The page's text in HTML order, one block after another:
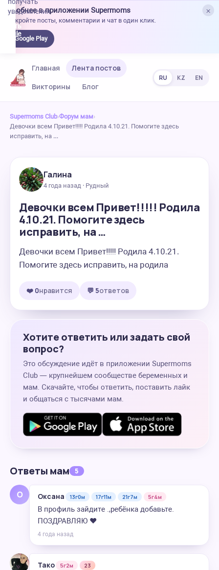
×
Удобнее в приложении Supermoms
Откройте посты, комментарии и чат в один клик.
Google Play
уведомления.
Главная
Лента постов
Викторины
Блог
RU KZ EN
Supermoms Club›Форум мам›
Девочки всем Привет!!!!! Родила 4.10.21. Помогите здесь
исправить, на …
Галина
4 года назад · Рудный
Девочки всем Привет!!!!! Родила
4.10.21. Помогите здесь
исправить, на …
Девочки всем Привет!!!!! Родила 4.10.21.
Помогите здесь исправить, на родила
❤️ 0нравится 💬 5ответов
Хотите ответить или задать свой
вопрос?
Это обсуждение идёт в приложении Supermoms
Club — крупнейшем сообществе беременных и
мам. Скачайте, чтобы ответить, поставить лайк
и общаться с тысячами мам.
Ответы мам 5
О Оксана 13г0м 17г11м 21г7м 5г4м
В профиль зайдите .,ребёнка добавьте.
ПОЗДРАВЛЯЮ ❤
4 года назад
Тако 5г2м 23